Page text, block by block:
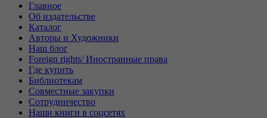
Главное
Об издательстве
Каталог
Авторы и Художники
Наш блог
Foreign rights/ Иностранные права
Где купить
Библиотекам
Совместные закупки
Сотрудничество
Наши книги в соцсетях